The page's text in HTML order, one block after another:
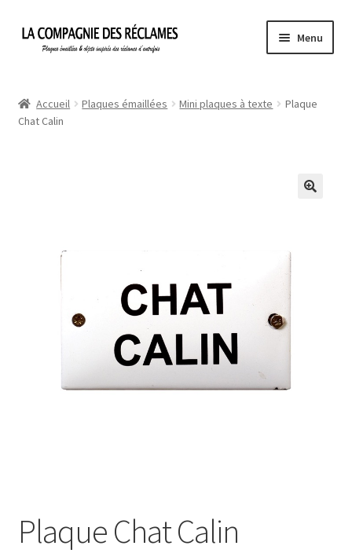
Aller
Aller
Menu
À propos de La Compagnie des Réclames
Mon compte
Mon Panier
Politique de confidentialité
Accueil Plaques émaillées Mini plaques à texte
Plaque
Chat Calin
Plaque Chat Calin